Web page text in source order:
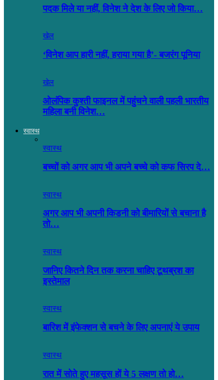
पदक मिले या नहीं, विनेश ने देश के लिए जो किया…
खेल
‘विनेश आप हारी नहीं, हराया गया है’- बजरंग पूनिया
खेल
ओलंपिक कुश्ती फाइनल में पहुंचने वाली पहली भारतीय
महिला बनी विनेश…
स्वास्थ
स्वास्थ
बच्चों को अगर आप भी अपने बच्चे को कफ सिरप दे…
स्वास्थ
अगर आप भी अपनी किडनी को बीमारियों से बचाना है
तो…
स्वास्थ
जानिए कितने दिन तक करना चाहिए टूथब्रश का
इस्तेमाल
स्वास्थ
बारिश में इंफेक्शन से बचने के लिए अपनाएं ये उपाय
स्वास्थ
रात में सोते हुए महसूस हों ये 5 लक्षण तो हो…